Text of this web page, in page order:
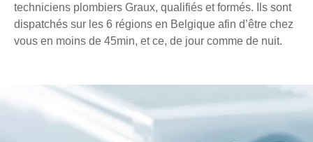
techniciens plombiers Graux, qualifiés et formés. Ils sont
dispatchés sur les 6 régions en Belgique afin d’être chez
vous en moins de 45min, et ce, de jour comme de nuit.